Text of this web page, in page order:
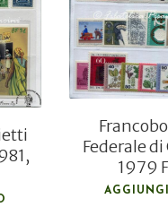
Federale
1979